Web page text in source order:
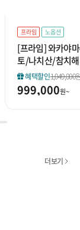
프라임 노옵션
[프라임] 와카야
토/나치산/참치
(동굴온천)
혜택할인1,049,000
999,000원~
더보기